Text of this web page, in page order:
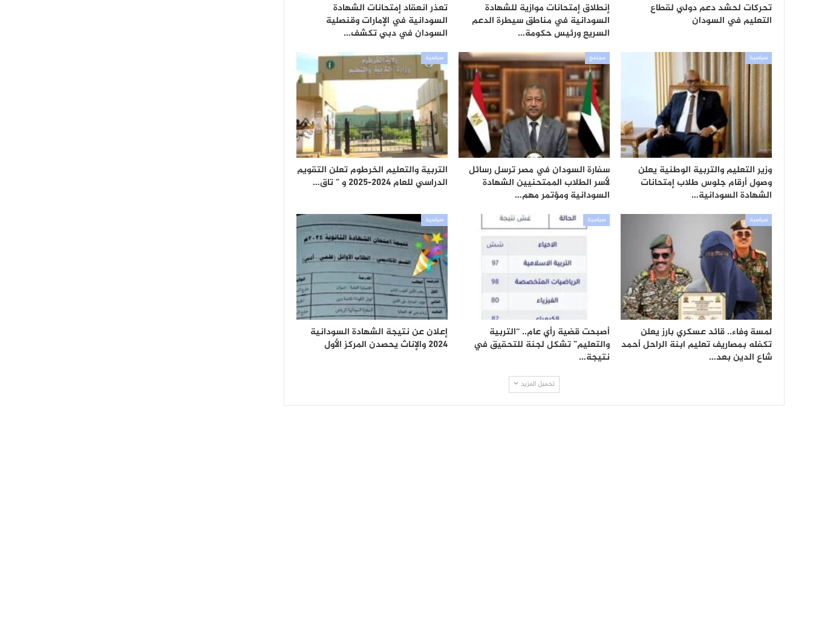
تحركات لحشد دعم دولي لقطاع
التعليم في السودان
إنطلاق إمتحانات موازية للشهادة
السودانية في مناطق سيطرة الدعم
السريع ورئيس حكومة…
تعذر انعقاد إمتحانات الشهادة
السودانية في الإمارات وقنصلية
السودان في دبي تكشف…
سياسية
وزير التعليم والتربية الوطنية يعلن
وصول أرقام جلوس طلاب إمتحانات
الشهادة السودانية…
مجتمع
سفارة السودان في مصر ترسل رسائل
لأسر الطلاب الممتحنيين الشهادة
السودانية ومؤتمر مهم…
سياسية
التربية والتعليم الخرطوم تعلن التقويم
الدراسي للعام 2024-2025 و ” تاق…
سياسية
لمسة وفاء.. قائد عسكري بارز يعلن
تكفله بمصاريف تعليم ابنة الراحل أحمد
شاع الدين بعد…
سياسية
أصبحت قضية رأي عام.. “التربية
والتعليم” تشكل لجنة للتحقيق في
نتيجة…
سياسية
إعلان عن نتيجة الشهادة السودانية
2024 والإناث يحصدن المركز الأول
تحميل المزيد